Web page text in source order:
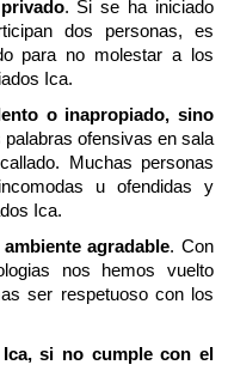
. Si se ha iniciado
dos personas, es
para no molestar a los
Ica.
o inapropiado, sino
palabras ofensivas en sala
Muchas personas
u ofendidas y
Ica.
agradable. Con
nos hemos vuelto
ser respetuoso con los
si no cumple con el